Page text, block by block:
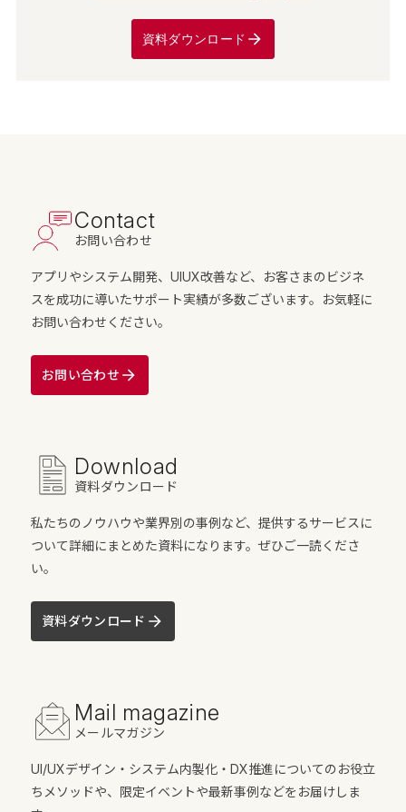
資料ダウンロード
Contact
お問い合わせ
アプリやシステム開発、UIUX改善など、お客さまのビジネ
スを成功に導いたサポート実績が多数ございます。お気軽に
お問い合わせください。
お問い合わせ
Download
資料ダウンロード
私たちのノウハウや業界別の事例など、提供するサービスに
ついて詳細にまとめた資料になります。ぜひご一読くださ
い。
資料ダウンロード
Mail magazine
メールマガジン
UI/UXデザイン・システム内製化・DX推進についてのお役立
ちメソッドや、限定イベントや最新事例などをお届けしま